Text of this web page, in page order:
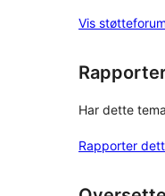
Vis støtteforum
Har dette
Rapporter